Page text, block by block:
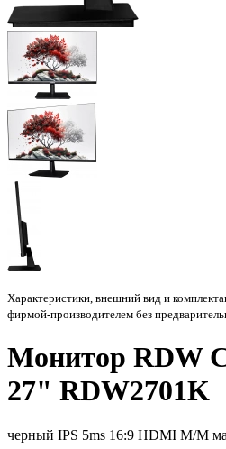
Характеристики, внешний вид и
фирмой-производителем без
Монитор RDW
27" RDW2701K
черный IPS 5ms 16:9 HDMI M/M